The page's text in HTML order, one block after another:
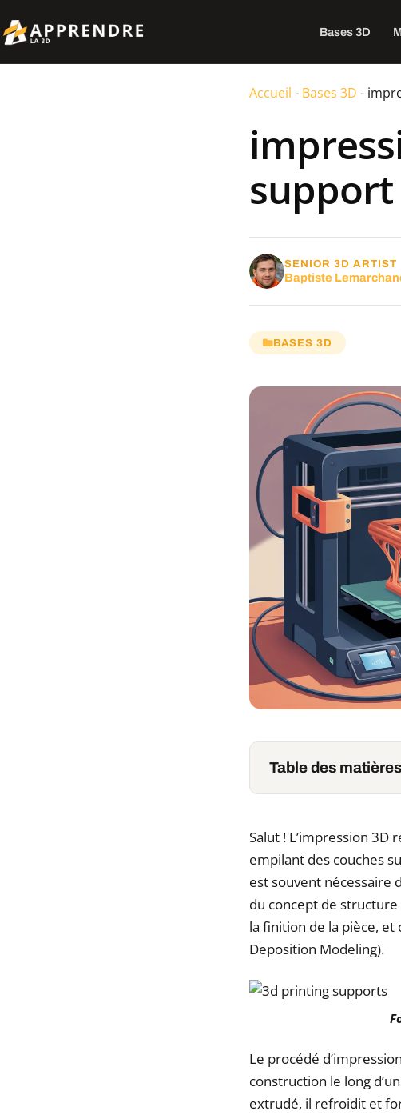
Bases 3D
Accueil - Bases 3D -
support
SENIOR 3D ARTIST
Baptiste
BASES 3D
Table des matières
Salut ! L’impression
empilant des couches
est souvent nécessaire
du concept de
la finition de la pièce, et
Deposition Modeling).
Le procédé
construction le long
extrudé, il refroidit et